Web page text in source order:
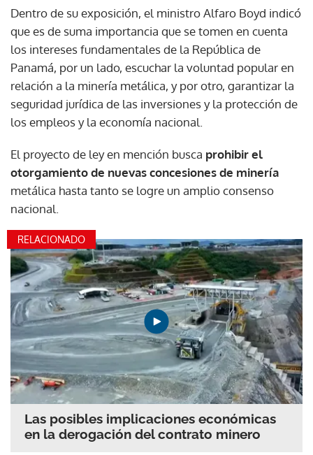
Dentro de su exposición, el ministro Alfaro Boyd indicó
que es de suma importancia que se tomen en cuenta
los intereses fundamentales de la República de
Panamá, por un lado, escuchar la voluntad popular en
relación a la minería metálica, y por otro, garantizar la
seguridad jurídica de las inversiones y la protección de
los empleos y la economía nacional.
El proyecto de ley en mención busca prohibir el
otorgamiento de nuevas concesiones de minería
metálica hasta tanto se logre un amplio consenso
nacional.
RELACIONADO
Las posibles implicaciones económicas
en la derogación del contrato minero